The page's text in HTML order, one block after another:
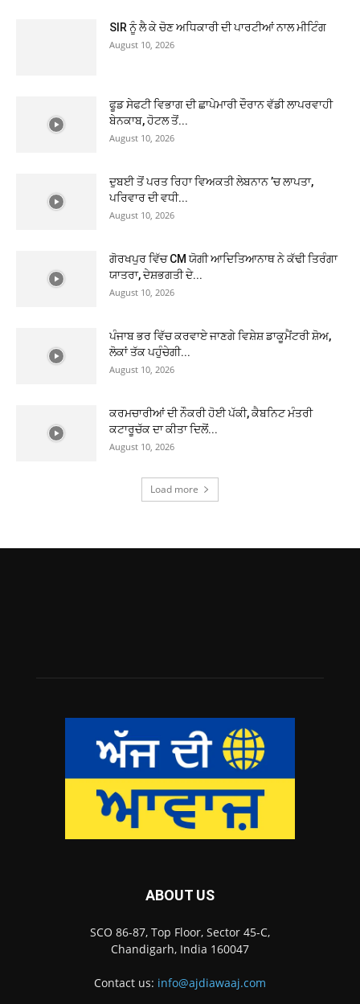
SIR ਨੂੰ ਲੈ ਕੇ ਚੋਣ ਅਧਿਕਾਰੀ ਦੀ ਪਾਰਟੀਆਂ ਨਾਲ ਮੀਟਿੰਗ
August 10, 2026
ਫੂਡ ਸੇਫਟੀ ਵਿਭਾਗ ਦੀ ਛਾਪੇਮਾਰੀ ਦੌਰਾਨ ਵੱਡੀ ਲਾਪਰਵਾਹੀ
ਬੇਨਕਾਬ, ਹੋਟਲ ਤੋਂ...
August 10, 2026
ਦੁਬਈ ਤੋਂ ਪਰਤ ਰਿਹਾ ਵਿਅਕਤੀ ਲੇਬਨਾਨ ’ਚ ਲਾਪਤਾ,
ਪਰਿਵਾਰ ਦੀ ਵਧੀ...
August 10, 2026
ਗੋਰਖਪੁਰ ਵਿੱਚ CM ਯੋਗੀ ਆਦਿਤਿਆਨਾਥ ਨੇ ਕੱਢੀ ਤਿਰੰਗਾ
ਯਾਤਰਾ, ਦੇਸ਼ਭਗਤੀ ਦੇ...
August 10, 2026
ਪੰਜਾਬ ਭਰ ਵਿੱਚ ਕਰਵਾਏ ਜਾਣਗੇ ਵਿਸ਼ੇਸ਼ ਡਾਕੂਮੈਂਟਰੀ ਸ਼ੋਅ,
ਲੋਕਾਂ ਤੱਕ ਪਹੁੰਚੇਗੀ...
August 10, 2026
ਕਰਮਚਾਰੀਆਂ ਦੀ ਨੌਕਰੀ ਹੋਈ ਪੱਕੀ, ਕੈਬਨਿਟ ਮੰਤਰੀ
ਕਟਾਰੂਚੱਕ ਦਾ ਕੀਤਾ ਦਿਲੋਂ...
August 10, 2026
Load more
ABOUT US
SCO 86-87, Top Floor, Sector 45-C,
Chandigarh, India 160047
Contact us: info@ajdiawaaj.com